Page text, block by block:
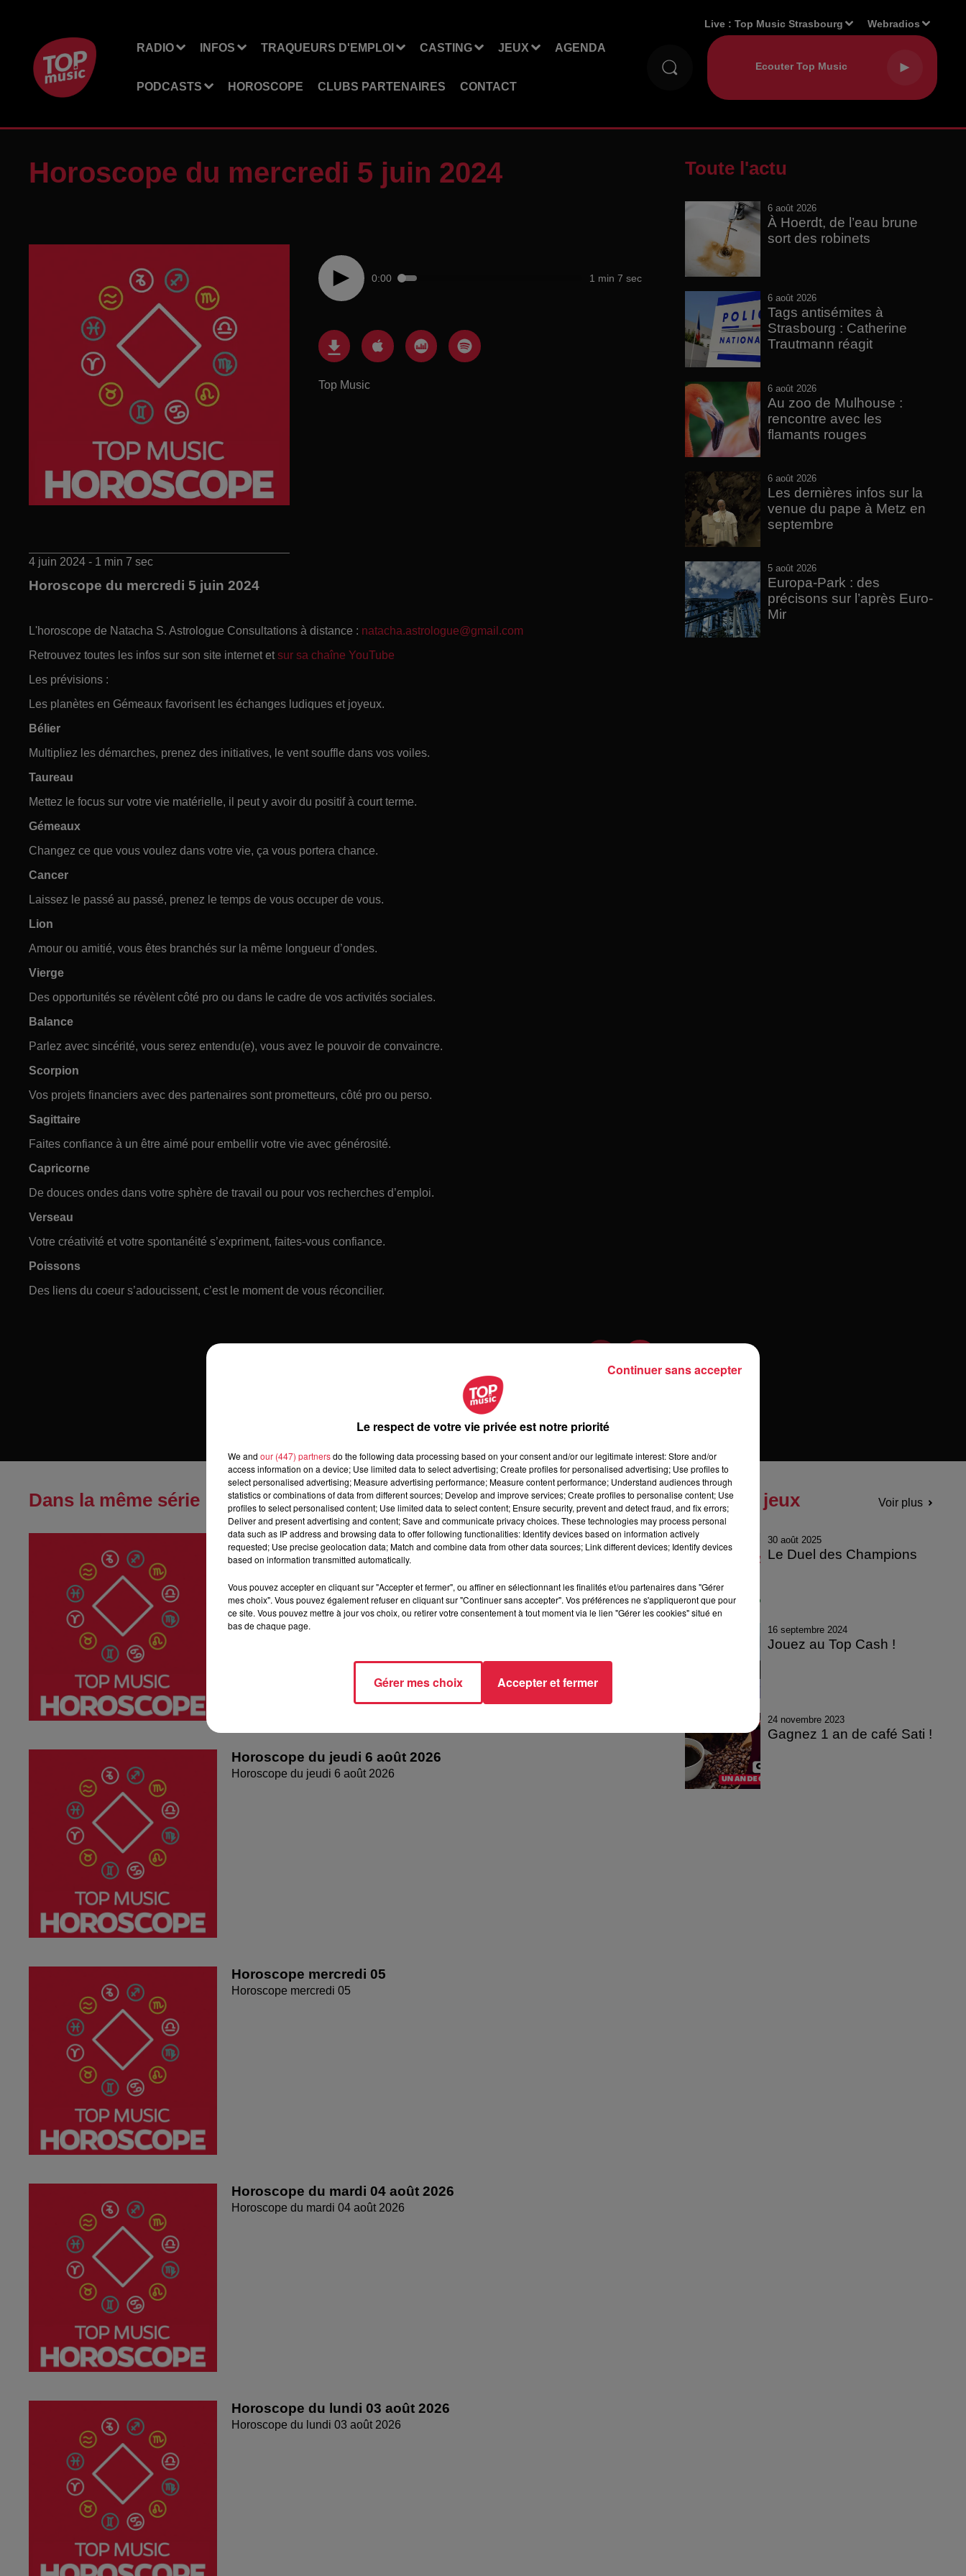
RADIO INFOS TRAQUEURS D'EMPLOI CASTING JEUX AGENDA
PODCASTS HOROSCOPE CLUBS PARTENAIRES CONTACT
Live :Top Music Strasbourg Webradios
Horoscope du mercredi 5 juin 2024
0:00 1 min 7 sec
Top Music
4 juin 2024 - 1 min 7 sec
Horoscope du mercredi 5 juin 2024
L'horoscope de Natacha S. Astrologue Consultations à distance : natacha.astrologue@gmail.com
Retrouvez toutes les infos sur son site internet et sur sa chaîne YouTube
Les prévisions :
Les planètes en Gémeaux favorisent les échanges ludiques et joyeux.
Bélier
Multipliez les démarches, prenez des initiatives, le vent souffle dans vos voiles.
Taureau
Mettez le focus sur votre vie matérielle, il peut y avoir du positif à court terme.
Gémeaux
Changez ce que vous voulez dans votre vie, ça vous portera chance.
Cancer
Laissez le passé au passé, prenez le temps de vous occuper de vous.
Lion
Amour ou amitié, vous êtes branchés sur la même longueur d’ondes.
Vierge
Des opportunités se révèlent côté pro ou dans le cadre de vos activités sociales.
Balance
Parlez avec sincérité, vous serez entendu(e), vous avez le pouvoir de convaincre.
Scorpion
Vos projets financiers avec des partenaires sont prometteurs, côté pro ou perso.
Sagittaire
Faites confiance à un être aimé pour embellir votre vie avec générosité.
Capricorne
De douces ondes dans votre sphère de travail ou pour vos recherches d’emploi.
Verseau
Votre créativité et votre spontanéité s’expriment, faites-vous confiance.
Poissons
Des liens du coeur s’adoucissent, c’est le moment de vous réconcilier.
Toute l'actu
6 août 2026
À Hoerdt, de l’eau brune
sort des robinets
6 août 2026
Tags antisémites à
Strasbourg : Catherine
Trautmann réagit
6 août 2026
Au zoo de Mulhouse :
rencontre avec les
flamants rouges
6 août 2026
Les dernières infos sur la
venue du pape à Metz en
septembre
5 août 2026
Europa-Park : des
précisons sur l’après Euro-
Mir
Dans la même série
Horoscope du vendredi 07 août 2026
Horoscope du vendredi 07 août 2026
Horoscope du jeudi 6 août 2026
Horoscope du jeudi 6 août 2026
Horoscope mercredi 05
Horoscope mercredi 05
Horoscope du mardi 04 août 2026
Horoscope du mardi 04 août 2026
Horoscope du lundi 03 août 2026
Horoscope du lundi 03 août 2026
Tous les jeux Voir plus
30 août 2025
Le Duel des Champions
16 septembre 2024
Jouez au Top Cash !
24 novembre 2023
Gagnez 1 an de café Sati !
Le respect de votre vie privée est notre priorité
We and our (447) partnersdo the following data processing based on your consent and/or our legitimate interest: Store and/or
access information on a device; Use limited data to select advertising; Create profiles for personalised advertising; Use profiles to
select personalised advertising; Measure advertising performance; Measure content performance; Understand audiences through
statistics or combinations of data from different sources; Develop and improve services; Create profiles to personalise content; Use
profiles to select personalised content; Use limited data to select content; Ensure security, prevent and detect fraud, and fix errors;
Deliver and present advertising and content; Save and communicate privacy choices. These technologies may process personal
data such as IP address and browsing data to offer following functionalities: Identify devices based on information actively
requested; Use precise geolocation data; Match and combine data from other data sources; Link different devices; Identify devices
based on information transmitted automatically.
Vous pouvez accepter en cliquant sur "Accepter et fermer", ou affiner en sélectionnant les finalités et/ou partenaires dans "Gérer
mes choix". Vous pouvez également refuser en cliquant sur "Continuer sans accepter". Vos préférences ne s'appliqueront que pour
ce site. Vous pouvez mettre à jour vos choix, ou retirer votre consentement à tout moment via le lien "Gérer les cookies" situé en
bas de chaque page.
Gérer mes choix Accepter et fermer
Continuer sans accepter